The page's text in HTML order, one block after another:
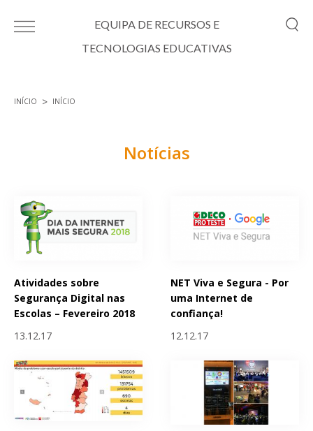
EQUIPA DE RECURSOS E
TECNOLOGIAS EDUCATIVAS
INÍCIO INÍCIO
Notícias
Atividades sobre
Segurança Digital nas
Escolas – Fevereiro 2018
13.12.17
NET Viva e Segura - Por
uma Internet de
confiança!
12.12.17
Páginas